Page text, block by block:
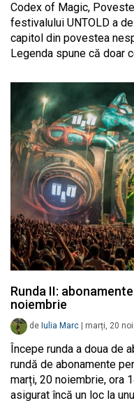
Codex of Magic,
festivalului UNTOLD a
capitol din povestea
Legenda spune că doar
Runda II:
noiembrie
de Iulia Marc marți, 20
Începe runda a doua de
rundă de abonamente
marți, 20 noiembrie, ora
asigurat încă un loc la